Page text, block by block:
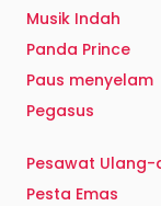
Musik Indah
Panda Prince
Paus menyelam
Pegasus
Pesawat Ulang-
Pesta Emas